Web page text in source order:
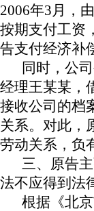
2006年3月，
按期支付工资
告支付经济补
同时，公
经理王某某，
接收公司的档
关系。对此，
劳动关系，负
三、原告
法不应得到法
根据《北